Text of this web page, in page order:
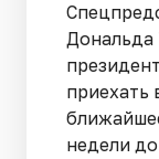
Дональда
приехать
недели